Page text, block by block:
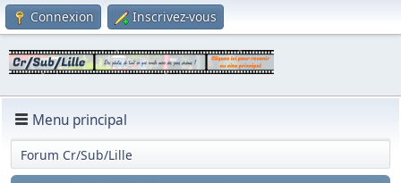
Connexion Inscrivez-vous
Menu principal
Forum Cr/Sub/Lille